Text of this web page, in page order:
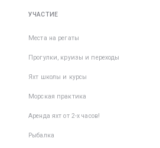
УЧАСТИЕ
Места на регаты
Прогулки, круизы и переходы
Яхт школы и курсы
Морская практика
Аренда яхт от 2-х часов!
Рыбалка